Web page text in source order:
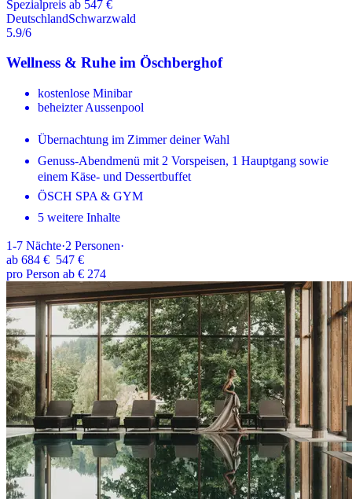
Spezialpreis ab 547 €
DeutschlandSchwarzwald
5.9/6
Wellness & Ruhe im Öschberghof
kostenlose Minibar
beheizter Aussenpool
Übernachtung im Zimmer deiner Wahl
Genuss-Abendmenü mit 2 Vorspeisen, 1 Hauptgang sowie
einem Käse- und Dessertbuffet
ÖSCH SPA & GYM
5 weitere Inhalte
1-7 Nächte·2 Personen·
ab 684 € 547 €
pro Person ab € 274